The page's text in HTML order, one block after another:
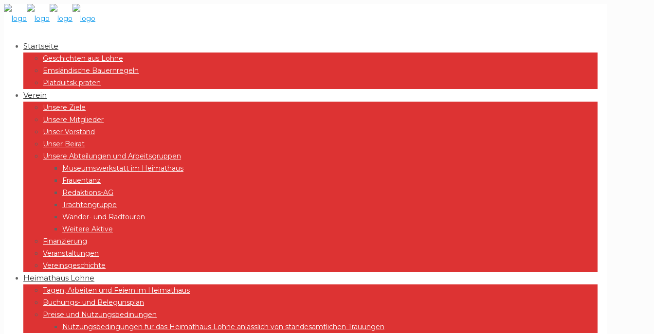
Startseite
Geschichten aus Lohne
Emsländische Bauernregeln
Platduitsk praten
Verein
Unsere Ziele
Unsere Mitglieder
Unser Vorstand
Unser Beirat
Unsere Abteilungen und Arbeitsgruppen
Museumswerkstatt im Heimathaus
Frauentanz
Redaktions-AG
Trachtengruppe
Wander- und Radtouren
Weitere Aktive
Finanzierung
Veranstaltungen
Vereinsgeschichte
Heimathaus Lohne
Tagen, Arbeiten und Feiern im Heimathaus
Buchungs- und Belegunsplan
Preise und Nutzungsbedinungen
Nutzungsbedingungen für das Heimathaus Lohne anlässlich von standesamtlichen Trauungen